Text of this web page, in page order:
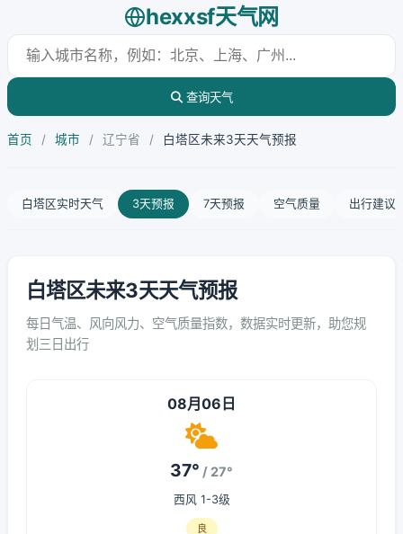
hexxsf天气网
查询天气
首页 / 城市 / 辽宁省 / 白塔区未来3天天气预报
白塔区实时天气 3天预报 7天预报 空气质量 出行建议
白塔区未来3天天气预报
每日气温、风向风力、空气质量指数，数据实时更新，助您规
划三日出行
08月06日
37° / 27°
西风 1-3级
良